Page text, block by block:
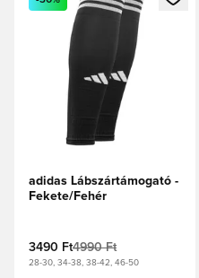
adidas Lábszártámogató -
Fekete/Fehér
3490 Ft4990 Ft
28-30, 34-38, 38-42, 46-50